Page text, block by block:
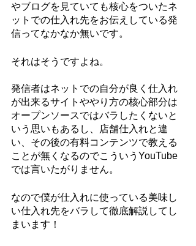
やブログを見ていても核心をついたネ
ットでの仕入れ先をお伝えしている発
信ってなかなか無いです。
それはそうですよね。
発信者はネットでの自分が良く仕入れ
が出来るサイトややり方の核心部分は
オープンソースではバラしたくないと
いう思いもあるし、店舗仕入れと違
い、その後の有料コンテンツで教える
ことが無くなるのでこういうYouTube
では言いたがりません。
なので僕が仕入れに使っている美味し
い仕入れ先をバラして徹底解説してし
まいます！